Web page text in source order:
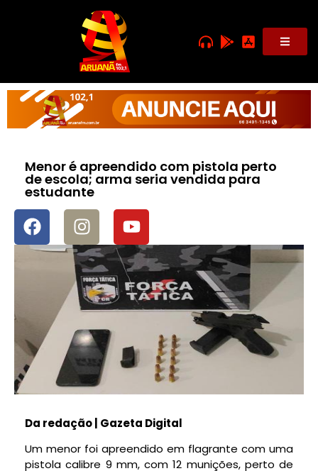
Menor é apreendido com pistola perto
de escola; arma seria vendida para
estudante
Da redação | Gazeta Digital
Um menor foi apreendido em flagrante com uma
pistola calibre 9 mm, com 12 munições, perto de